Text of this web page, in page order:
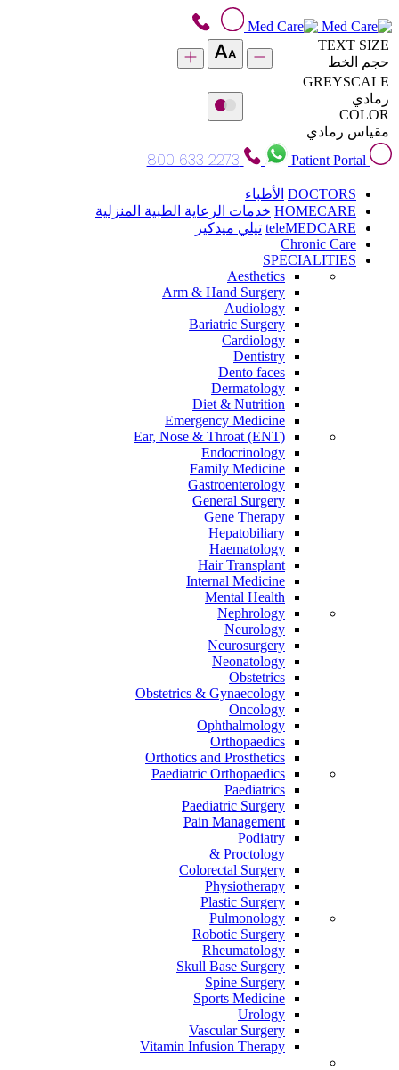
TEXT SIZE
حجم الخط
GREYSCALE
رمادي
COLOR
مقياس رمادي
Patient Portal
800 633 2273
DOCTORS الأطباء
HOMECARE خدمات الرعاية الطبية المنزلية
teleMEDCARE تيلي ميدكير
Chronic Care
SPECIALITIES
Aesthetics
Arm & Hand Surgery
Audiology
Bariatric Surgery
Cardiology
Dentistry
Dento faces
Dermatology
Diet & Nutrition
Emergency Medicine
Ear, Nose & Throat (ENT)
Endocrinology
Family Medicine
Gastroenterology
General Surgery
Gene Therapy
Hepatobiliary
Haematology
Hair Transplant
Internal Medicine
Mental Health
Nephrology
Neurology
Neurosurgery
Neonatology
Obstetrics
Obstetrics & Gynaecology
Oncology
Ophthalmology
Orthopaedics
Orthotics and Prosthetics
Paediatric Orthopaedics
Paediatrics
Paediatric Surgery
Pain Management
Podiatry
Proctology &
Colorectal Surgery
Physiotherapy
Plastic Surgery
Pulmonology
Robotic Surgery
Rheumatology
Skull Base Surgery
Spine Surgery
Sports Medicine
Urology
Vascular Surgery
Vitamin Infusion Therapy